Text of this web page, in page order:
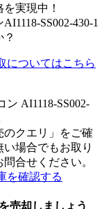
実現中！
SS002-430-1
についてはこちら
AI1118-SS002-
クエリ」をご確
場合でもお取り
合せください。
を確認する
売却しましょう